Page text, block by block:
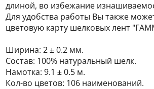
длиной, во избежание
Для удобства работы Вы также
цветовую карту шелковых лент
Ширина: 2 ± 0.2 мм.
Состав: 100% натуральный шелк.
Намотка: 9.1 ± 0.5 м.
Кол-во цветов: 106 наименований.